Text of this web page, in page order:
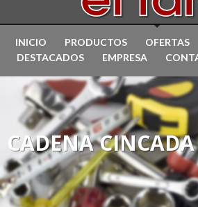
INICIO PRODUCTOS
OFERTAS
DESTACADOS
EMPRESA
CADENA CINCADA